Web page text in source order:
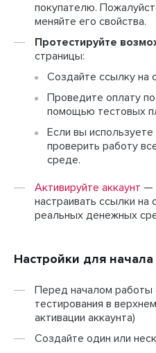
покупателю.
меняйте его свойства.
Протестируйте
страницы:
Создайте ссылку на
Проведите оплату
помощью тестовых
Если вы
проверить работу
среде.
Активируйте аккаунт —
настраивать ссылки на
реальных денежных
Настройки для
Перед началом
тестирования в
активации аккаунта)
Создайте один или